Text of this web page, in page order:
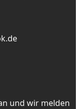
und wir melden